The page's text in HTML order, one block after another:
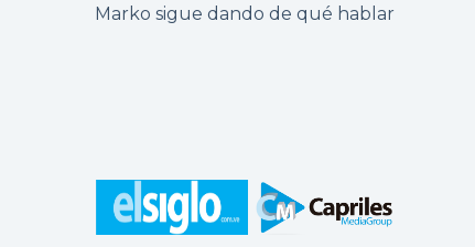
Marko sigue dando de qué hablar